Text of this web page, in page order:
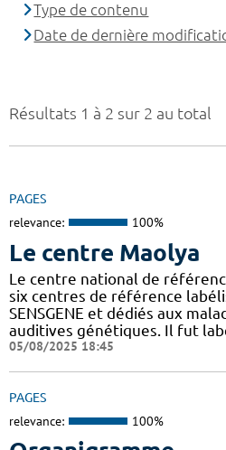
Résultats 1 à 2 sur 2 au total
PAGES
relevance: 100%
Le centre Maolya
Le centre national de
six centres de référence
SENSGENE et dédiés aux
auditives génétiques. Il fut
05/08/2025 18:45
PAGES
relevance: 100%
Type de contenu
Date de dernière